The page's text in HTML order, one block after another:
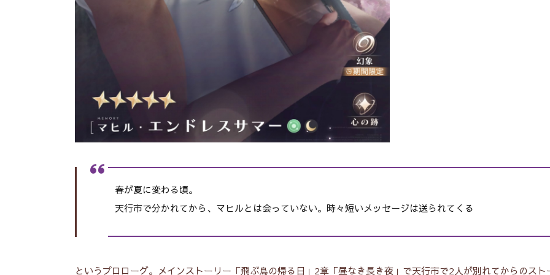
春が夏に変わる頃。
天行市で分かれてから、マヒルとは会っていない。時々短いメッセージは送られてくる
というプロローグ。 メインストーリー「飛ぶ鳥の帰る日」2章「昼なき長き夜」で天行市で2人が別れてからのスト